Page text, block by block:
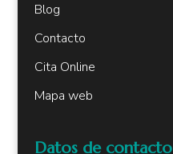
Blog
Contacto
Cita Online
Mapa web
Datos de contacto